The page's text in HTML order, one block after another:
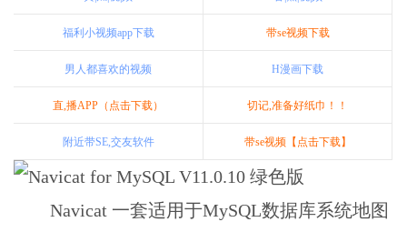
福利小视频app下载 带se视频下载
男人都喜欢的视频 H漫画下载
直,播APP（点击下载） 切记,准备好纸巾！！
附近带SE,交友软件 带se视频【点击下载】
Navicat 一套适用于MySQL数据库系统地图